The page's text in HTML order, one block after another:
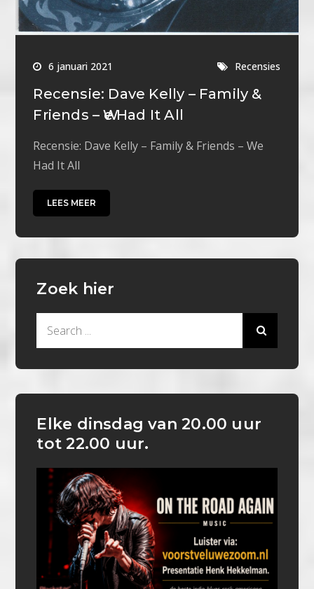
6 januari 2021 Recensies
Recensie: Dave Kelly – Family &
Friends – Ԝe Had It All
Recensie: Dave Kelly – Family & Friends – Ԝe
Had It All
LEES MEER
Zoek hier
Elke dinsdag van 20.00 uur
tot 22.00 uur.